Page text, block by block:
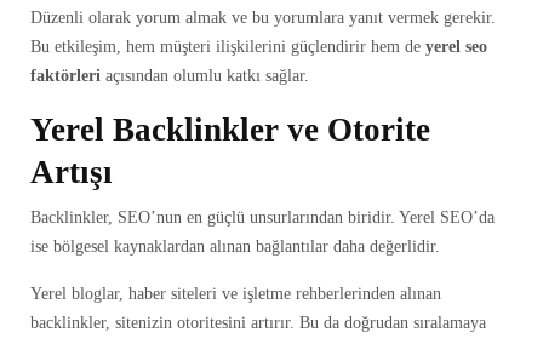
Düzenli olarak yorum almak ve bu yorumlara yanıt vermek gerekir.
Bu etkileşim, hem müşteri ilişkilerini güçlendirir hem de yerel seo
faktörleri açısından olumlu katkı sağlar.
Yerel Backlinkler ve Otorite
Artışı
Backlinkler, SEO’nun en güçlü unsurlarından biridir. Yerel SEO’da
ise bölgesel kaynaklardan alınan bağlantılar daha değerlidir.
Yerel bloglar, haber siteleri ve işletme rehberlerinden alınan
backlinkler, sitenizin otoritesini artırır. Bu da doğrudan sıralamaya